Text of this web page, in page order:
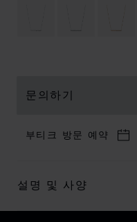
문의하기
부티크 방문 예약
설명 및 사양